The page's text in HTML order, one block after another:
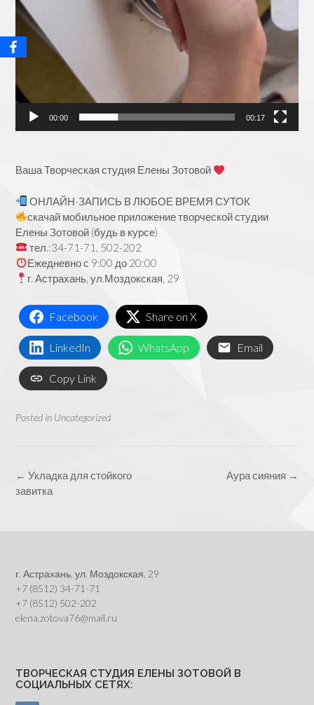
00:00 00:17
Ваша Творческая студия Елены Зотовой
ОНЛАЙН-ЗАПИСЬ В ЛЮБОЕ ВРЕМЯ СУТОК
скачай мобильное приложение творческой студии
Елены Зотовой (будь в курсе)
тел.:34-71-71, 502-202
Ежедневно с 9:00 до 20:00
г. Астрахань, ул.Моздокская, 29
Facebook Share on X
LinkedIn WhatsApp Email
Copy Link
Posted in Uncategorized
Post
navigation
Аура сияния →
← Укладка для стойкого
завитка
г. Астрахань, ул. Моздокская, 29
+7 (8512) 34-71-71
+7 (8512) 502-202
elena.zotova76@mail.ru
ТВОРЧЕСКАЯ СТУДИЯ ЕЛЕНЫ ЗОТОВОЙ В
СОЦИАЛЬНЫХ СЕТЯХ: